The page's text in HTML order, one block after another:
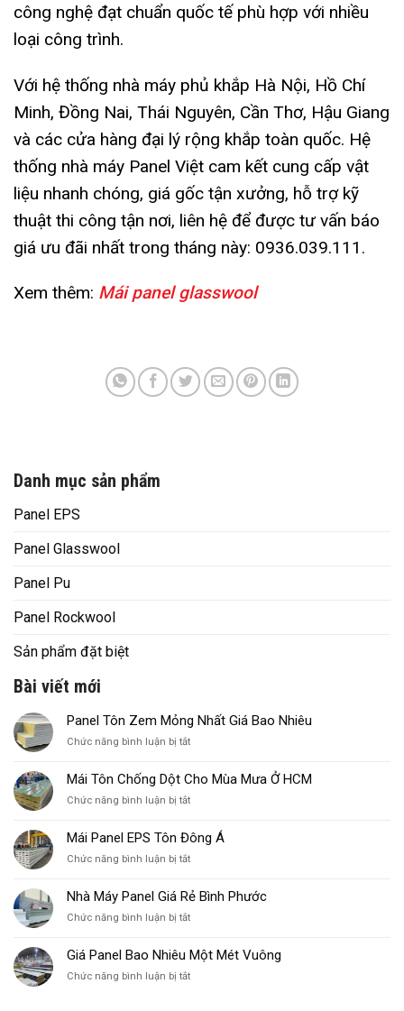
công nghệ đạt chuẩn quốc tế phù hợp với nhiều
loại công trình.
Với hệ thống nhà máy phủ khắp Hà Nội, Hồ Chí
Minh, Đồng Nai, Thái Nguyên, Cần Thơ, Hậu Giang
và các cửa hàng đại lý rộng khắp toàn quốc. Hệ
thống nhà máy Panel Việt cam kết cung cấp vật
liệu nhanh chóng, giá gốc tận xưởng, hỗ trợ kỹ
thuật thi công tận nơi, liên hệ để được tư vấn báo
giá ưu đãi nhất trong tháng này: 0936.039.111.
Xem thêm: Mái panel glasswool
Danh mục sản phẩm
Panel EPS
Panel Glasswool
Panel Pu
Panel Rockwool
Sản phẩm đặt biệt
Bài viết mới
Panel Tôn Zem Mỏng Nhất Giá Bao Nhiêu
Chức năng bình luận bị tắtở
Tôn
Zem
Mỏng
Giá
Bao
Nhiêu
Mái Tôn Chống Dột Cho Mùa Mưa Ở HCM
Chức năng bình luận bị tắtở
Tôn
Chống
Dột
Mùa
Ở
Mái Panel EPS Tôn Đông Á
Chức năng bình luận bị tắtở
Panel
EPS
Tôn
Á
Nhà Máy Panel Giá Rẻ Bình Phước
Chức năng bình luận bị tắtở
Máy
Panel
Giá
Giá Panel Bao Nhiêu Một Mét Vuông
Chức năng bình luận bị tắtở